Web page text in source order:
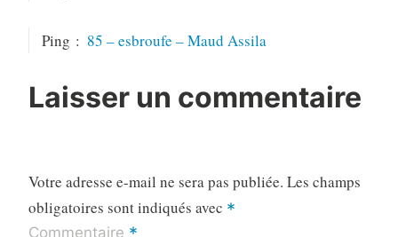
Ping : 85 – esbroufe – Maud Assila
Laisser un commentaire
Votre adresse e-mail ne sera pas publiée. Les champs
obligatoires sont indiqués avec *
Commentaire